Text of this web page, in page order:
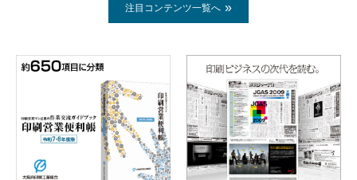
注目コンテンツ一覧へ